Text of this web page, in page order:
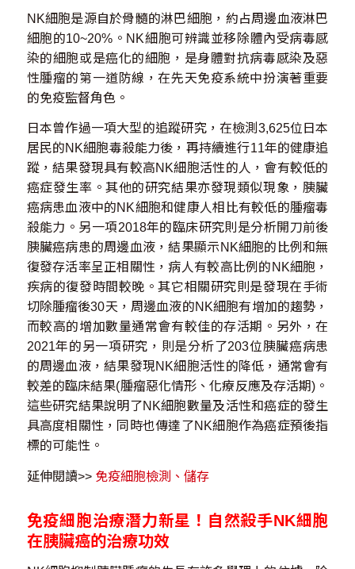
NK細胞是源自於骨髓的淋巴細胞，約占周邊血液淋巴
細胞的10~20%。NK細胞可辨識並移除體內受病毒感
染的細胞或是癌化的細胞，是身體對抗病毒感染及惡
性腫瘤的第一道防線，在先天免疫系統中扮演著重要
的免疫監督角色。
日本曾作過一項大型的追蹤研究，在檢測3,625位日本
居民的NK細胞毒殺能力後，再持續進行11年的健康追
蹤，結果發現具有較高NK細胞活性的人，會有較低的
癌症發生率。其他的研究結果亦發現類似現象，胰臟
癌病患血液中的NK細胞和健康人相比有較低的腫瘤毒
殺能力。另一項2018年的臨床研究則是分析開刀前後
胰臟癌病患的周邊血液，結果顯示NK細胞的比例和無
復發存活率呈正相關性，病人有較高比例的NK細胞，
疾病的復發時間較晚。其它相關研究則是發現在手術
切除腫瘤後30天，周邊血液的NK細胞有增加的趨勢，
而較高的增加數量通常會有較佳的存活期。另外，在
2021年的另一項研究，則是分析了203位胰臟癌病患
的周邊血液，結果發現NK細胞活性的降低，通常會有
較差的臨床結果(腫瘤惡化情形、化療反應及存活期)。
這些研究結果說明了NK細胞數量及活性和癌症的發生
具高度相關性，同時也傳達了NK細胞作為癌症預後指
標的可能性。
延伸閱讀>> 免疫細胞檢測、儲存
免疫細胞治療潛力新星！自然殺手NK細胞
在胰臟癌的治療功效